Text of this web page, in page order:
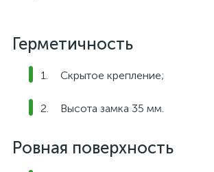
Герметичность
Скрытое крепление;
Высота замка 35 мм.
Ровная поверхность